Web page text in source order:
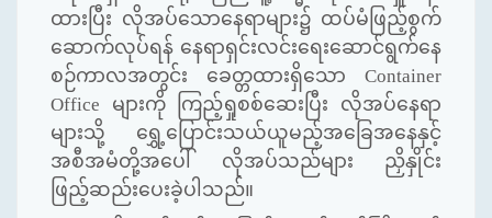
ထားပြီး လိုအပ်သောနေရာများ၌ ထပ်မံဖြည့်စွက်
ဆောက်လုပ်ရန် နေရာရှင်းလင်းရေးဆောင်ရွက်နေ
စဉ်ကာလအတွင်း ခေတ္တထားရှိသော Container
Office များကို ကြည့်ရှုစစ်ဆေးပြီး လိုအပ်နေရာ
များသို့ ရွှေ့ပြောင်းသယ်ယူမည့်အခြေအနေနှင့်
အစီအမံတို့အပေါ် လိုအပ်သည်များ ညှိနှိုင်း
ဖြည့်ဆည်းပေးခဲ့ပါသည်။